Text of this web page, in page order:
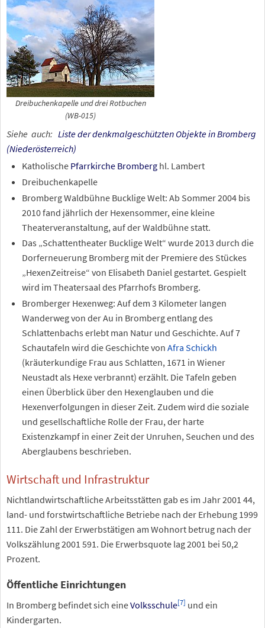
Dreibuchenkapelle und drei Rotbuchen
(WB-015)
Siehe auch: Liste der denkmalgeschützten Objekte in Bromberg
(Niederösterreich)
Katholische Pfarrkirche Bromberghl. Lambert
Dreibuchenkapelle
Bromberg Waldbühne Bucklige Welt: Ab Sommer 2004 bis
2010 fand jährlich der Hexensommer, eine kleine
Theaterveranstaltung, auf der Waldbühne statt.
Das „Schattentheater Bucklige Welt“ wurde 2013 durch die
Dorferneuerung Bromberg mit der Premiere des Stückes
„HexenZeitreise“ von Elisabeth Daniel gestartet. Gespielt
wird im Theatersaal des Pfarrhofs Bromberg.
Bromberger Hexenweg: Auf dem 3 Kilometer langen
Wanderweg von der Au in Bromberg entlang des
Schlattenbachs erlebt man Natur und Geschichte. Auf 7
Schautafeln wird die Geschichte von Afra Schickh
(kräuterkundige Frau aus Schlatten, 1671 in Wiener
Neustadt als Hexe verbrannt) erzählt. Die Tafeln geben
einen Überblick über den Hexenglauben und die
Hexenverfolgungen in dieser Zeit. Zudem wird die soziale
und gesellschaftliche Rolle der Frau, der harte
Existenzkampf in einer Zeit der Unruhen, Seuchen und des
Aberglaubens beschrieben.
Wirtschaft und Infrastruktur
Nichtlandwirtschaftliche Arbeitsstätten gab es im Jahr 2001 44,
land- und forstwirtschaftliche Betriebe nach der Erhebung 1999
111. Die Zahl der Erwerbstätigen am Wohnort betrug nach der
Volkszählung 2001 591. Die Erwerbsquote lag 2001 bei 50,2
Prozent.
Öffentliche Einrichtungen
In Bromberg befindet sich eineVolksschule[7] und ein
Kindergarten.